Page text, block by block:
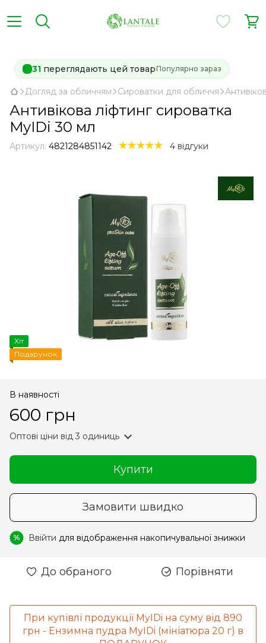
31 переглядають цей товарПопулярно зараз
Догляд за обличчям Сироватки для обличчя
Антивікова ліфтинг сироватка
MyIDi 30 мл
Артикул: 4821284851142 4 відгуки
Хіт
Подарунок
В наявності
600 грн
Оптові ціни від 3 одиниць
Купити
Замовити швидко
% Ввійти для відображення накопичувальної знижки
До обраного Порівняти
При купівлі продукції MyIDi на суму від 890
грн - Ензимна пудра MyIDi (мініатюра 20 г) в